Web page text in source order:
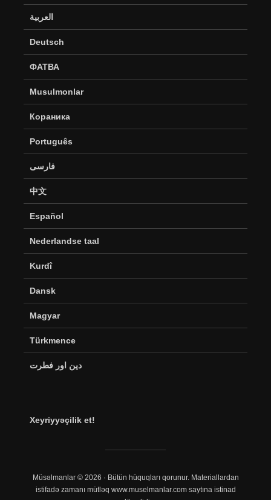
العربية
Deutsch
ФАТВА
Musulmonlar
Кораника
Português
فارسی
中文
Español
Nederlandse taal
Kurdî
Dansk
Magyar
Türkmence
دین اور فطرت
Xeyriyyəçilik et!
Müsəlmanlar © 2026 · Bütün hüquqları qorunur. Materiallardan
istifadə zamanı mütləq www.muselmanlar.com saytına istinad